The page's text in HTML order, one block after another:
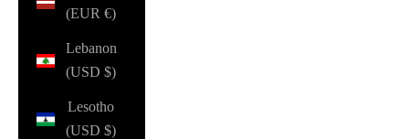
(EUR €)
Lebanon
(USD $)
Lesotho
(USD $)